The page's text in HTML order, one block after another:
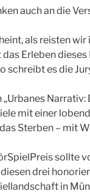
auch an die
als reisten
Erleben
schreibt es die
„Urbanes
mit einer
Sterben – mit
sollte
drei
in